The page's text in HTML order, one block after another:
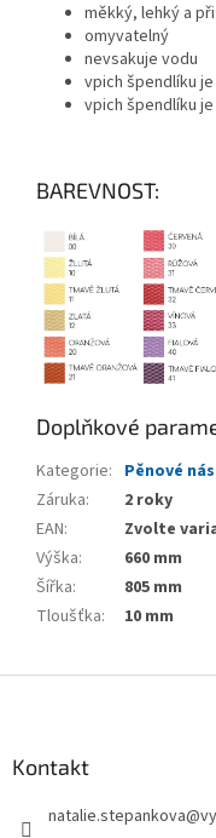
měkký, lehký a
omyvatelný
nevsakuje vodu
vpich špendlíku
vpich špendlíku
BAREVNOST:
Doplňkové
Kategorie: Pěnové
Záruka:
2 roky
EAN:
Zvolte
Výška:
660 mm
Šířka:
805 mm
Tloušťka: 10 mm
Kontakt
natalie.stepankova@